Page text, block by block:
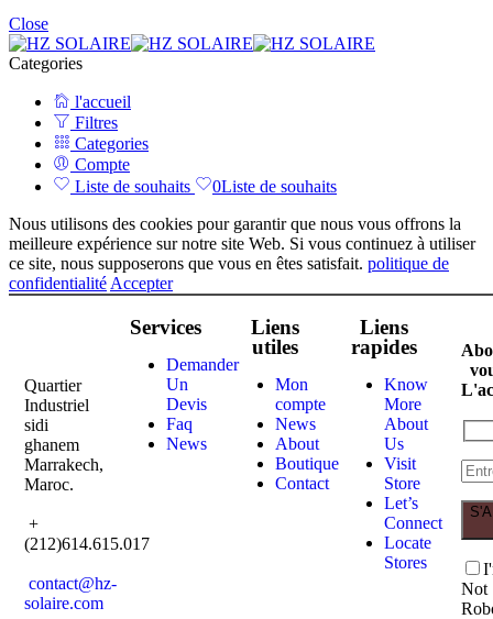
Close
Categories
l'accueil
Filtres
Categories
Compte
Liste de souhaits
0Liste de souhaits
Nous utilisons des cookies pour garantir que nous vous offrons la
meilleure expérience sur notre site Web. Si vous continuez à utiliser
ce site, nous supposerons que vous en êtes satisfait. politique de
confidentialité Accepter
Quartier
Industriel
sidi
ghanem
Marrakech,
Maroc.
+
(212)614.615.017
contact@hz-
solaire.com
Services
Demander
Un
Devis
Faq
News
Liens
utiles
Mon
compte
News
About
Boutique
Contact
Liens
rapides
Know
More
About
Us
Visit
Store
Let’s
Connect
Locate
Stores
Not